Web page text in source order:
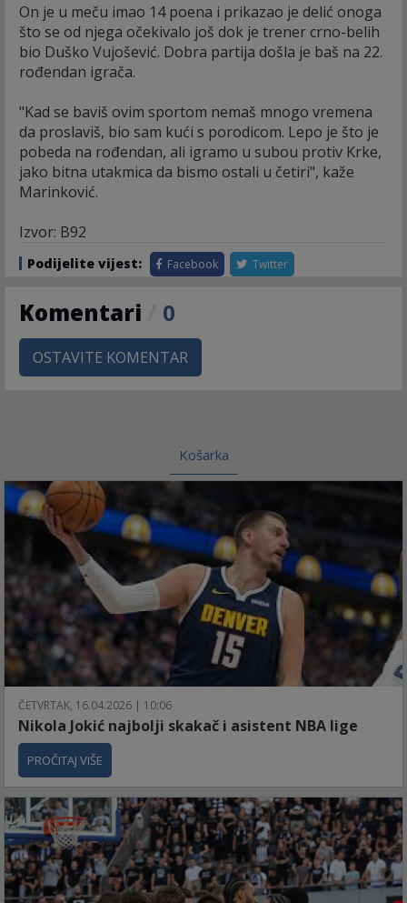
On je u meču imao 14 poena i prikazao je delić onoga
što se od njega očekivalo još dok je trener crno-belih
bio Duško Vujošević. Dobra partija došla je baš na 22.
rođendan igrača.
"Kad se baviš ovim sportom nemaš mnogo vremena
da proslaviš, bio sam kući s porodicom. Lepo je što je
pobeda na rođendan, ali igramo u subou protiv Krke,
jako bitna utakmica da bismo ostali u četiri", kaže
Marinković.
Izvor: B92
Podijelite vijest: Facebook Twitter
Komentari 0
OSTAVITE KOMENTAR
Košarka
ČETVRTAK, 16.04.2026 | 10:06
Nikola Jokić najbolji skakač i asistent NBA lige
PROČITAJ VIŠE